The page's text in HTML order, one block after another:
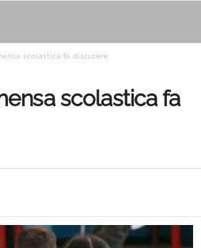
scolastica fa discutere
scolastica fa